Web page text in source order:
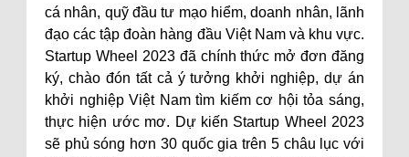
cá nhân, quỹ đầu tư mạo hiểm, doanh nhân, lãnh
đạo các tập đoàn hàng đầu Việt Nam và khu vực.
Startup Wheel 2023 đã chính thức mở đơn đăng
ký, chào đón tất cả ý tưởng khởi nghiệp, dự án
khởi nghiệp Việt Nam tìm kiếm cơ hội tỏa sáng,
thực hiện ước mơ. Dự kiến Startup Wheel 2023
sẽ phủ sóng hơn 30 quốc gia trên 5 châu lục với